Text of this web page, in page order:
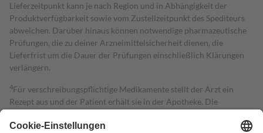
Lieferzeitpunkt kann je nach Region und in Abhängigkeit der
Produktverfügbarkeit sowie vom Zustellzeitpunkt des Spediteurs
abweichen. Darüber hinaus können notwendige pharmazeutische
Prüfungen, die zu deiner Arzneimittelsicherheit dienen, die
Lieferfrist um die Dauer der Prüfungen einschließlich Klärungen
verlängern.
4Für verschreibungspflichtige Medikamente stellt der Arzt ein
Rezept aus und der Patient erhält sie in der Apotheke. Die
Kosten dafür, der Versicherte trägt einen Teil davon als Zuzahlung